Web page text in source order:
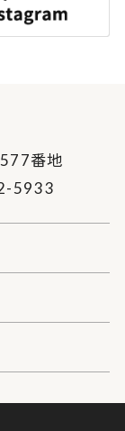
番地
5933